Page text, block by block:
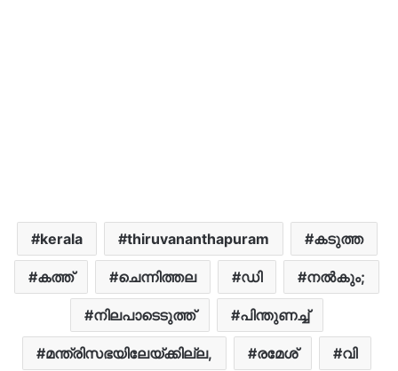
kerala thiruvananthapuram കടുത്ത
കത്ത് ചെന്നിത്തല ഡി നൽകും;
നിലപാടെടുത്ത് പിന്തുണച്ച്
മന്ത്രിസഭയിലേയ്ക്കില്ല, രമേശ് വി